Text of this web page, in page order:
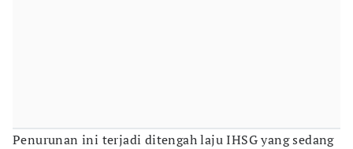
Penurunan ini terjadi ditengah laju IHSG yang sedang